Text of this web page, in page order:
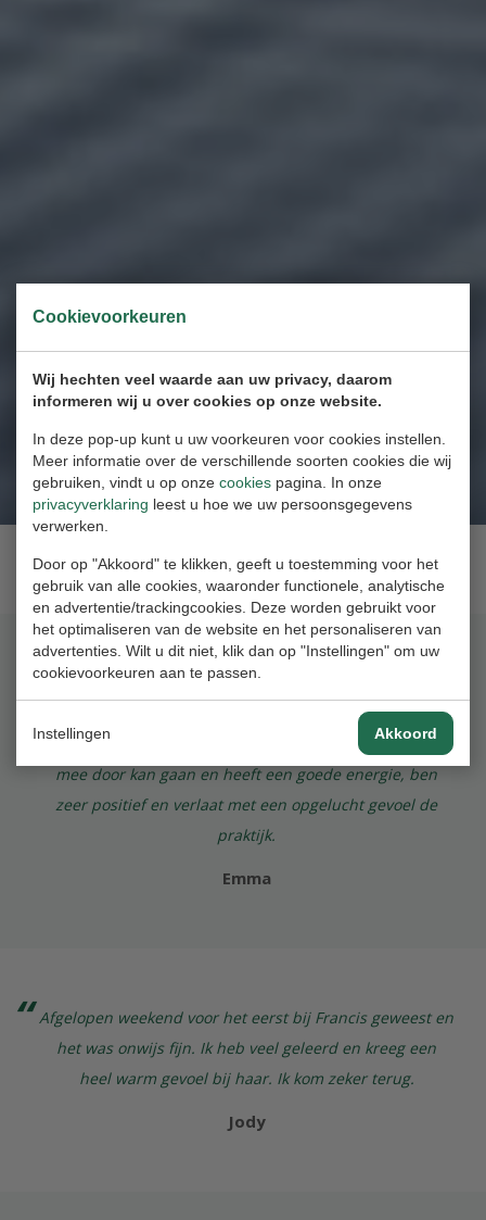
Cookievoorkeuren
Wij hechten veel waarde aan uw privacy, daarom
informeren wij u over cookies op onze website.
In deze pop-up kunt u uw voorkeuren voor cookies instellen.
Meer informatie over de verschillende soorten cookies die wij
gebruiken, vindt u op onze cookies pagina. In onze
privacyverklaring leest u hoe we uw persoonsgegevens
verwerken.
Door op "Akkoord" te klikken, geeft u toestemming voor het
gebruik van alle cookies, waaronder functionele, analytische
en advertentie/trackingcookies. Deze worden gebruikt voor
het optimaliseren van de website en het personaliseren van
advertenties. Wilt u dit niet, klik dan op "Instellingen" om uw
cookievoorkeuren aan te passen.
Instellingen Akkoord
Schrijf ook een review
Francis heeft mij heel erg geholpen om dingen beter te
kunnen begrijpen en ze snapt precies wat je bedoelt, er
wordt naar je geluisterd, geeft je handvatten waar je
mee door kan gaan en heeft een goede energie, ben
zeer positief en verlaat met een opgelucht gevoel de
praktijk.
Emma
Afgelopen weekend voor het eerst bij Francis geweest en
het was onwijs fijn. Ik heb veel geleerd en kreeg een
heel warm gevoel bij haar. Ik kom zeker terug.
Jody